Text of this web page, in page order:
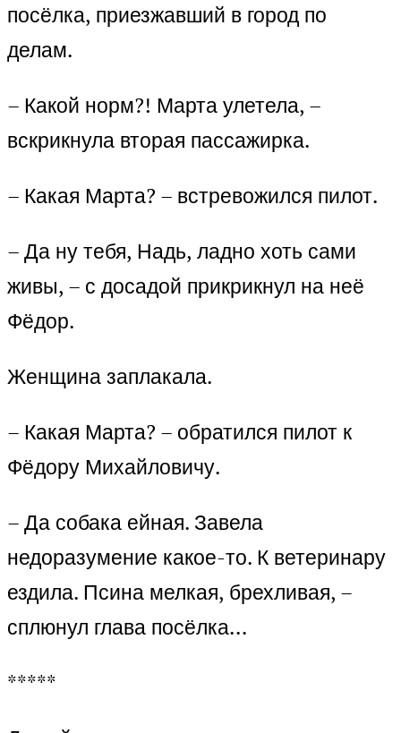
посёлка, приезжавший в город по
делам.
– Какой норм?! Марта улетела, –
вскрикнула вторая пассажирка.
– Какая Марта? – встревожился пилот.
– Да ну тебя, Надь, ладно хоть сами
живы, – с досадой прикрикнул на неё
Фёдор.
Женщина заплакала.
– Какая Марта? – обратился пилот к
Фёдору Михайловичу.
– Да собака ейная. Завела
недоразумение какое-то. К ветеринару
ездила. Псина мелкая, брехливая, –
сплюнул глава посёлка…
*****